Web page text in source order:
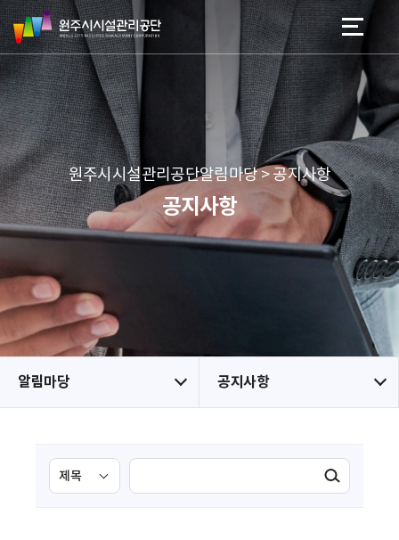
스
킵
네
비
게
이
션
본문 바로가기
메뉴 바로가기
원
주
시
시
설
관
리
공
단 원주시시설관리공단알림마당 > 공지사항
공지사항
알림마당 공지사항
검
색
색
검색실행